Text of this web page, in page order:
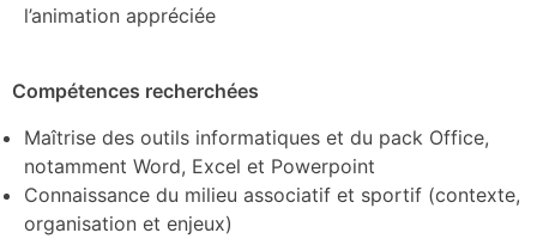
l’animation appréciée
Compétences recherchées
Maîtrise des outils informatiques et du pack Office,
notamment Word, Excel et Powerpoint
Connaissance du milieu associatif et sportif (contexte,
organisation et enjeux)